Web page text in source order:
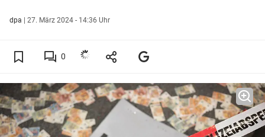
dpa | 27. März 2024 - 14:36 Uhr
0